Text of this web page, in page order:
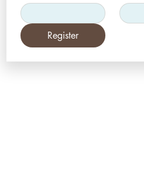
Register